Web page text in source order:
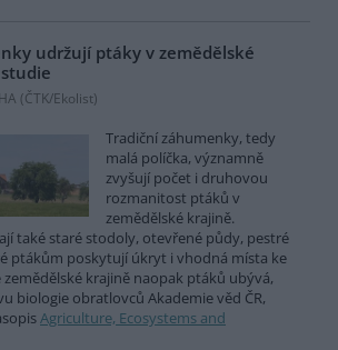
udržují ptáky v zemědělské
(ČTK/Ekolist)
Tradiční záhumenky, tedy
malá políčka, významně
zvyšují počet i druhovou
rozmanitost ptáků v
zemědělské krajině.
také staré stodoly, otevřené půdy, pestré
ptákům poskytují úkryt i vhodná místa ke
krajině naopak ptáků ubývá,
biologie obratlovců Akademie věd ČR,
Agriculture, Ecosystems and